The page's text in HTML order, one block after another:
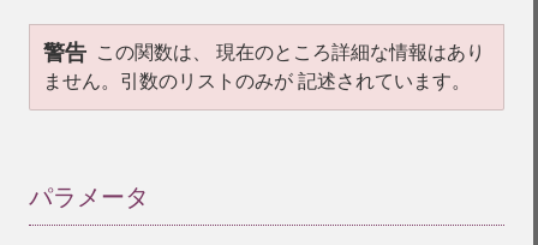
警告 この関数は、 現在のところ詳細な情報はあり
ません。引数のリストのみが 記述されています。
パラメータ